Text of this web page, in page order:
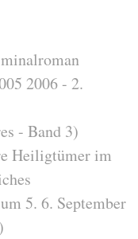
2006 - 2.
- Band 3)
Heiligtümer im
5. 6. September